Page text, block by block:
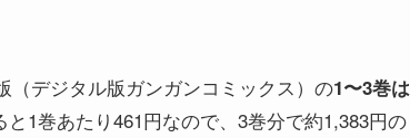
デジタル版ガンガンコミックス）の1〜3巻は
と1巻あたり461円なので、3巻分で約1,383円の